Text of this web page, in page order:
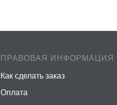
ПРАВОВАЯ ИНФОРМАЦИЯ
Как сделать заказ
Оплата